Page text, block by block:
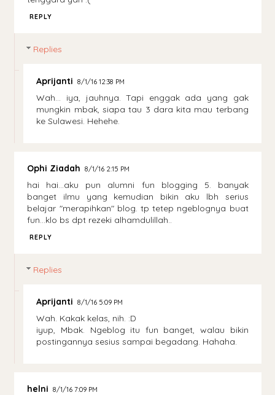
REPLY
Replies
Aprijanti 8/1/16 12:38 PM
Wah... iya, jauhnya. Tapi enggak ada yang gak
mungkin mbak, siapa tau 3 dara kita mau terbang
ke Sulawesi. Hehehe.
Ophi Ziadah 8/1/16 2:15 PM
hai hai...aku pun alumni fun blogging 5. banyak
banget ilmu yang kemudian bikin aku lbh serius
belajar "merapihkan" blog. tp tetep ngeblognya buat
fun...klo bs dpt rezeki alhamdulillah..
REPLY
Replies
Aprijanti 8/1/16 5:09 PM
Wah. Kakak kelas, nih. :D
iyup, Mbak. Ngeblog itu fun banget, walau bikin
postingannya sesius sampai begadang. Hahaha.
helni 8/1/16 7:09 PM